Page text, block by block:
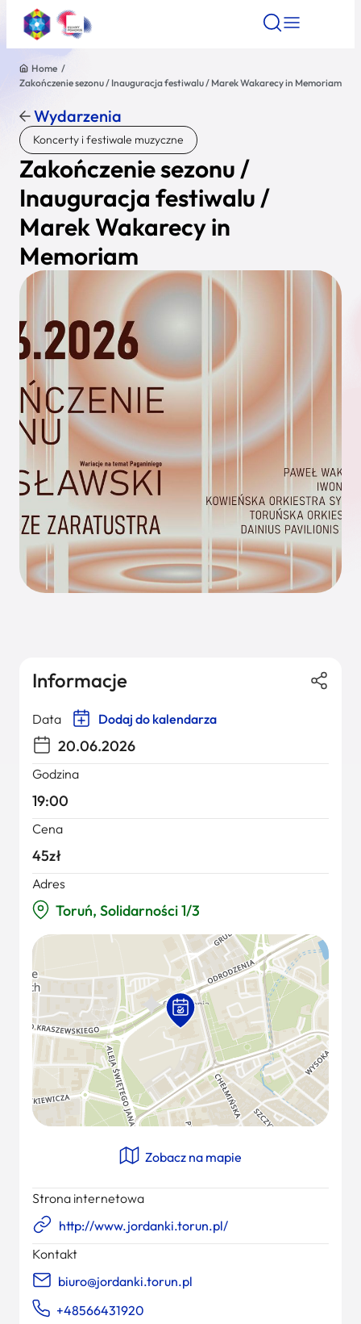
Znajdź atrakcję Znajdź artykuł Znajdź
Znajdź atrakcję
Nazwa atrakcji
Miasto
Kategoria
Wyszukaj
Home /
Zakończenie sezonu / Inauguracja festiwalu / Marek Wakarecy in Memoriam
Wydarzenia
Koncerty i festiwale muzyczne
Zakończenie sezonu /
Inauguracja festiwalu /
Marek Wakarecy in
Memoriam
Informacje
Data Dodaj do kalendarza
20.06.2026
Godzina
19:00
Cena
45zł
Adres
Toruń, Solidarności 1/3
Zobacz na mapie
Strona internetowa
http://www.jordanki.torun.pl/
Kontakt
biuro@jordanki.torun.pl
+48566431920